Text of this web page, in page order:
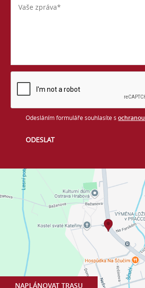
NAPLÁNOVAT TRASU
Odesláním formuláře souhlasíte s